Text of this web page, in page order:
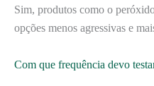
Sim, produtos como o
opções menos agressivas e
Com que frequência devo